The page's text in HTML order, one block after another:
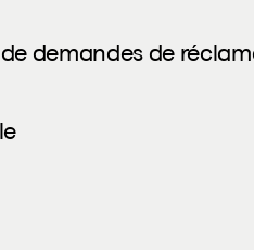
demandes de